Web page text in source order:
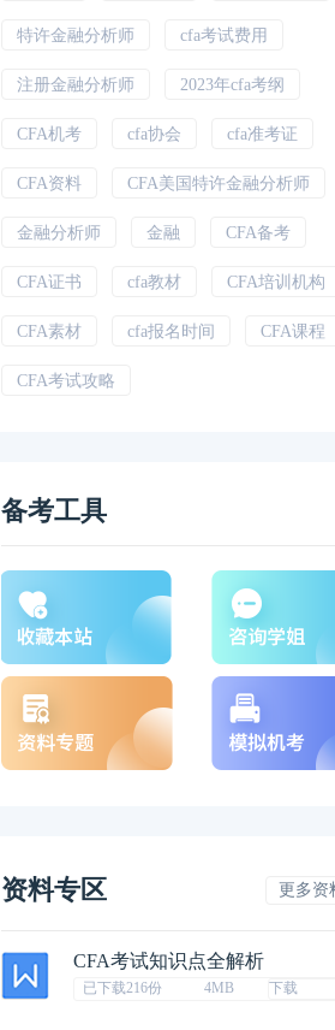
特许金融分析师 cfa考试费用
注册金融分析师 2023年cfa考纲
CFA机考 cfa协会 cfa准考证
CFA资料 CFA美国特许金融分析师
金融分析师 金融 CFA备考
CFA证书 cfa教材 CFA培训机构
CFA素材 cfa报名时间 CFA课程
CFA考试攻略
备考工具
资料专区 更多资
CFA考试知识点全解析
已下载216份 4MB 下载